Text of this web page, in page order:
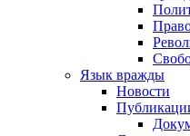
Язык вражды
Новости